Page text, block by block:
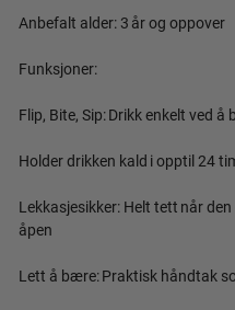
Anbefalt alder: 3 år og oppover
Funksjoner:
Flip, Bite, Sip: Drikk enkelt ved
Holder drikken kald i opptil 24
Lekkasjesikker: Helt tett når
åpen
Lett å bære: Praktisk håndtak